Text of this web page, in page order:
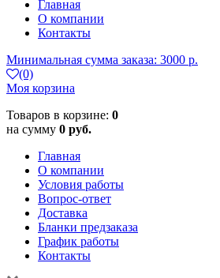
Главная
О компании
Контакты
Минимальная сумма заказа: 3000 р.
(0)
Моя корзина
Товаров в корзине: 0
на сумму 0 руб.
Главная
О компании
Условия работы
Вопрос-ответ
Доставка
Бланки предзаказа
График работы
Контакты